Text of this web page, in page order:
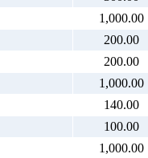
1,000.00
200.00
200.00
1,000.00
140.00
100.00
1,000.00